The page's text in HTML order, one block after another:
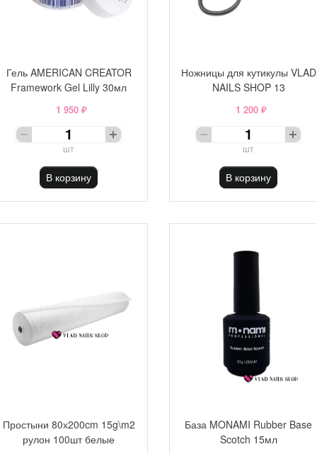
Гель AMERICAN CREATOR
Framework Gel Lilly 30мл
1 950 ₽
шт
В корзину
Ножницы для кутикулы VLAD
NAILS SHOP 13
1 200 ₽
шт
В корзину
Простыни 80х200cm 15g\m2
рулон 100шт белые
База MONAMI Rubber Base
Scotch 15мл